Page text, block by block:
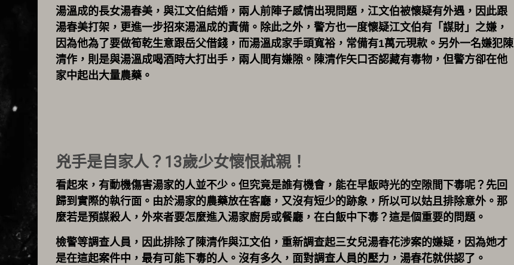
湯溫成的長女湯春美，與江文伯結婚，兩人前陣子感情出現問題，江文伯被懷疑有外遇，因此跟
湯春美打架，更進一步招來湯溫成的責備。除此之外，警方也一度懷疑江文伯有「謀財」之嫌，
因為他為了要做筍乾生意跟岳父借錢，而湯溫成家手頭寬裕，常備有1萬元現款。另外一名嫌犯陳
清作，則是與湯溫成喝酒時大打出手，兩人間有嫌隙。陳清作矢口否認藏有毒物，但警方卻在他
家中起出大量農藥。
兇手是自家人？13歲少女懷恨弒親！
看起來，有動機傷害湯家的人並不少。但究竟是誰有機會，能在早飯時光的空隙間下毒呢？先回
歸到實際的執行面。由於湯家的農藥放在客廳，又沒有短少的跡象，所以可以姑且排除意外。那
麼若是預謀殺人，外來者要怎麼進入湯家廚房或餐廳，在白飯中下毒？這是個重要的問題。
檢警等調查人員，因此排除了陳清作與江文伯，重新調查起三女兒湯春花涉案的嫌疑，因為她才
是在這起案件中，最有可能下毒的人。沒有多久，面對調查人員的壓力，湯春花就供認了。